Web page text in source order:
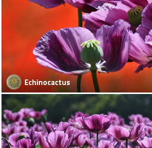
Echinocactus